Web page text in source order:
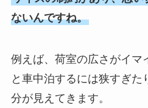
ないんですね。
例えば、荷室の広さがイマ
と車中泊するには狭すぎた
分が見えてきます。